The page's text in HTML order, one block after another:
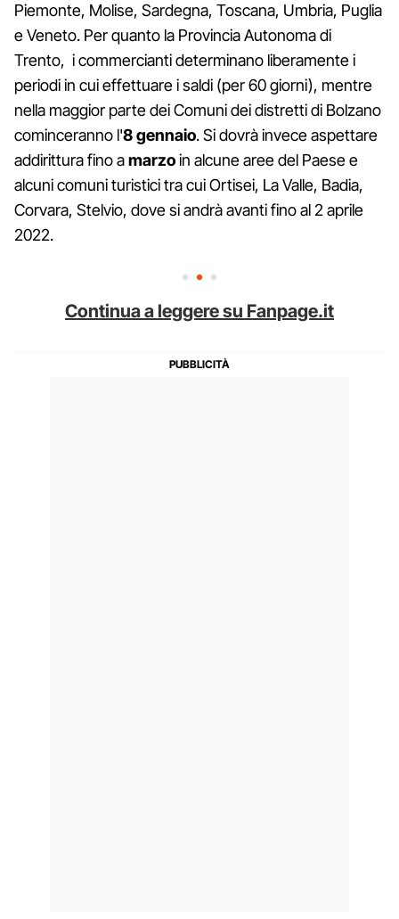
Piemonte, Molise, Sardegna, Toscana, Umbria, Puglia
e Veneto. Per quanto la Provincia Autonoma di
Trento, i commercianti determinano liberamente i
periodi in cui effettuare i saldi (per 60 giorni), mentre
nella maggior parte dei Comuni dei distretti di Bolzano
cominceranno l'8 gennaio. Si dovrà invece aspettare
addirittura fino amarzoin alcune aree del Paese e
alcuni comuni turistici tra cui Ortisei, La Valle, Badia,
Corvara, Stelvio, dove si andrà avanti fino al 2 aprile
2022.
Continua a leggere su Fanpage.it